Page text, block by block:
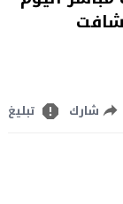
شارك تبليغ